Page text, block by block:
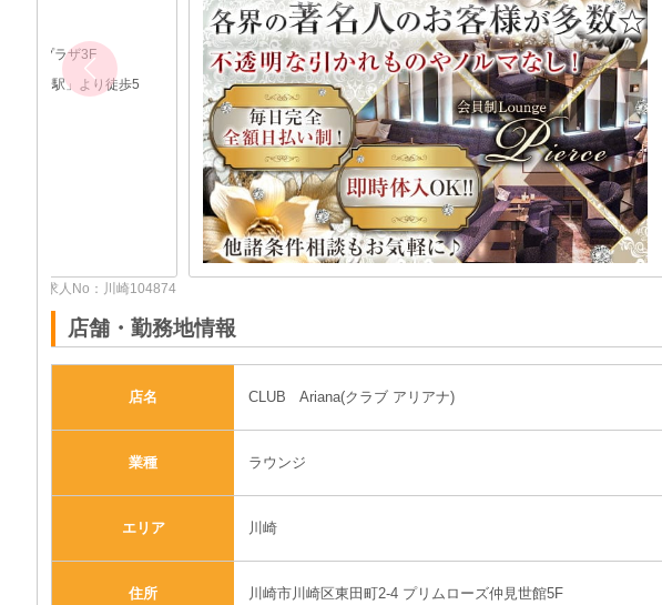
業種/エリア
川崎 ラ
職種
フロア
住所
神奈川
最寄り駅
各駅「
店舗・勤務地情報
店名 CLUB Ariana(クラブ アリアナ)
業種 ラウンジ
エリア 川崎
住所 川崎市川崎区東田町2-4 プリムローズ仲見世館5F